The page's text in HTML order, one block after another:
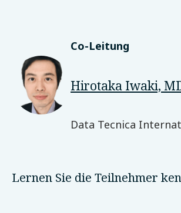
Co-Leitung
Hirotaka Iwaki,
Data Tecnica
Lernen Sie die Teilnehmer